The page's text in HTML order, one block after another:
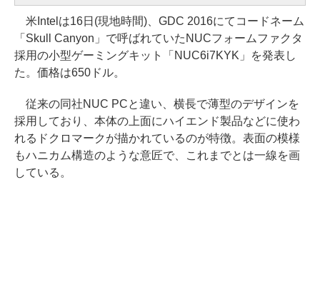
米Intelは16日(現地時間)、GDC 2016にてコードネーム
「Skull Canyon」で呼ばれていたNUCフォームファクタ
採用の小型ゲーミングキット「NUC6i7KYK」を発表し
た。価格は650ドル。
従来の同社NUC PCと違い、横長で薄型のデザインを
採用しており、本体の上面にハイエンド製品などに使わ
れるドクロマークが描かれているのが特徴。表面の模様
もハニカム構造のような意匠で、これまでとは一線を画
している。